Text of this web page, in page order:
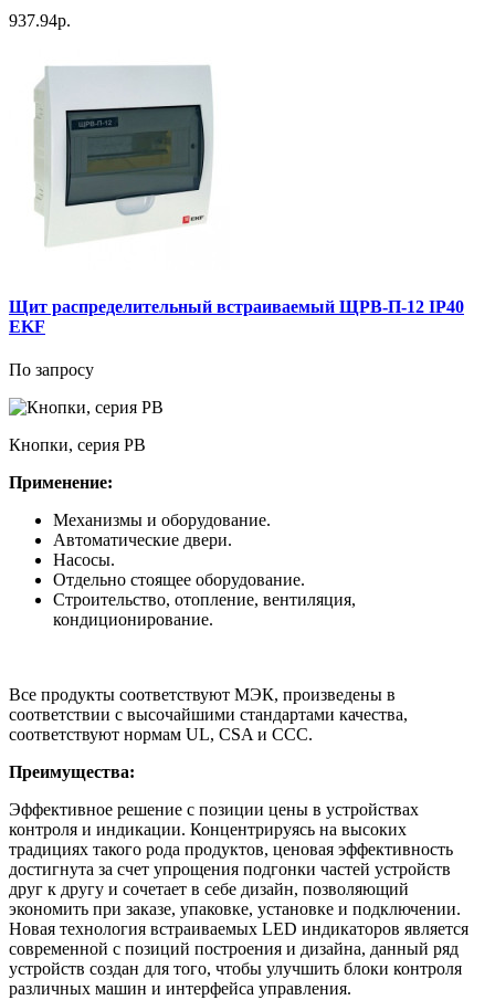
937.94р.
Щит распределительный встраиваемый ЩРВ-П-12 IP40
EKF
По запросу
Кнопки, серия РВ
Применение:
Механизмы и оборудование.
Автоматические двери.
Насосы.
Отдельно стоящее оборудование.
Строительство, отопление, вентиляция,
кондиционирование.
Все продукты соответствуют МЭК, произведены в
соответствии с высочайшими стандартами качества,
соответствуют нормам UL, CSA и CCC.
Преимущества:
Эффективное решение с позиции цены в устройствах
контроля и индикации. Концентрируясь на высоких
традициях такого рода продуктов, ценовая эффективность
достигнута за счет упрощения подгонки частей устройств
друг к другу и сочетает в себе дизайн, позволяющий
экономить при заказе, упаковке, установке и подключении.
Новая технология встраиваемых LED индикаторов является
современной с позиций построения и дизайна, данный ряд
устройств создан для того, чтобы улучшить блоки контроля
различных машин и интерфейса управления.